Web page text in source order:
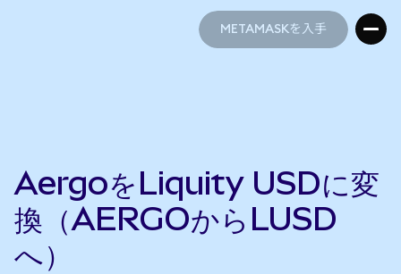
METAMASKを入手
AergoをLiquity USDに変
換（AERGOからLUSD
へ）